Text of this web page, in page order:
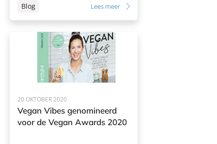
Blog Lees meer
20 OKTOBER 2020
Vegan Vibes genomineerd
voor de Vegan Awards 2020